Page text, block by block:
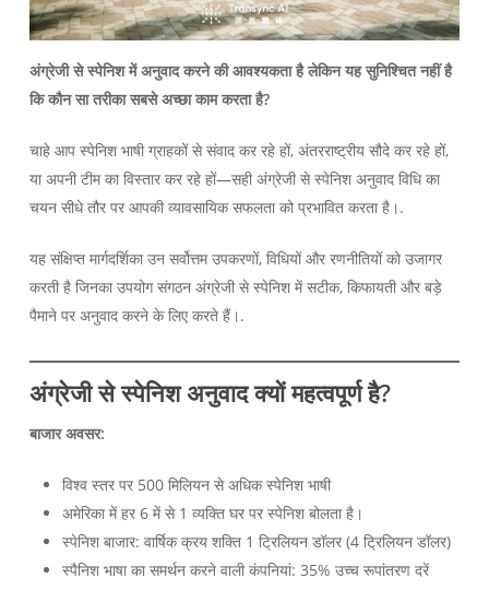
अंग्रेजी से स्पेनिश में अनुवाद करने की आवश्यकता है लेकिन यह सुनिश्चित नहीं है
कि कौन सा तरीका सबसे अच्छा काम करता है?
चाहे आप स्पेनिश भाषी ग्राहकों से संवाद कर रहे हों, अंतरराष्ट्रीय सौदे कर रहे हों,
या अपनी टीम का विस्तार कर रहे हों—सही अंग्रेजी से स्पेनिश अनुवाद विधि का
चयन सीधे तौर पर आपकी व्यावसायिक सफलता को प्रभावित करता है।.
यह संक्षिप्त मार्गदर्शिका उन सर्वोत्तम उपकरणों, विधियों और रणनीतियों को उजागर
करती है जिनका उपयोग संगठन अंग्रेजी से स्पेनिश में सटीक, किफायती और बड़े
पैमाने पर अनुवाद करने के लिए करते हैं।.
अंग्रेजी से स्पेनिश अनुवाद क्यों महत्वपूर्ण है?
बाजार अवसर:
विश्व स्तर पर 500 मिलियन से अधिक स्पेनिश भाषी
अमेरिका में हर 6 में से 1 व्यक्ति घर पर स्पेनिश बोलता है।
स्पेनिश बाजार: वार्षिक क्रय शक्ति 1 ट्रिलियन डॉलर (4 ट्रिलियन डॉलर)
स्पैनिश भाषा का समर्थन करने वाली कंपनियां: 35% उच्च रूपांतरण दरें